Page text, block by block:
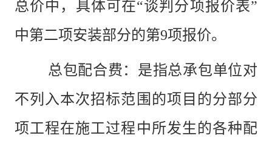
总价中，具体可在“谈判分项报价表”
中第二项安装部分的第9项报价。
总包配合费：是指总承包单位对
不列入本次招标范围的项目的分部分
项工程在施工过程中所发生的各种配